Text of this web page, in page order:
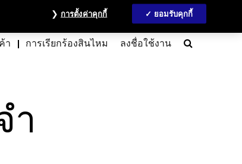
MyAccount English
า การเรียกร้องสินไหม ลงชื่อใช้งาน Search
ำ
การตั้งค่าคุกกี้ ยอมรับคุกกี้